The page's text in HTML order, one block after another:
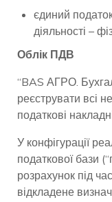
єдиний
діяльності –
Облік ПДВ
“BAS АГРО.
реєструвати всі
податкові
У конфігурації
податкової бази
розрахунок під
відкладене